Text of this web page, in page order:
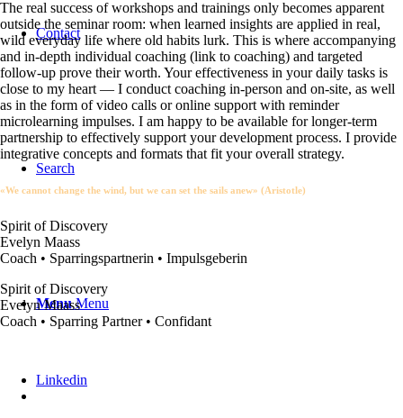
Contact
Search
Menu Menu
The real success of workshops and trainings only becomes apparent
outside the seminar room: when learned insights are applied in real,
wild everyday life where old habits lurk. This is where accompanying
and in-depth individual coaching (link to coaching) and targeted
follow-up prove their worth. Your effectiveness in your daily tasks is
close to my heart — I conduct coaching in-person and on-site, as well
as in the form of video calls or online support with reminder
microlearning impulses. I am happy to be available for longer-term
partnership to effectively support your development process. I provide
integrative concepts and formats that fit your overall strategy.
«We cannot change the wind, but we can set the sails anew» (Aristotle)
Spirit of Discovery
Evelyn Maass
Coach • Sparringspartnerin • Impulsgeberin
Spirit of Discovery
Evelyn Maass
Coach • Sparring Partner • Confidant
Linkedin